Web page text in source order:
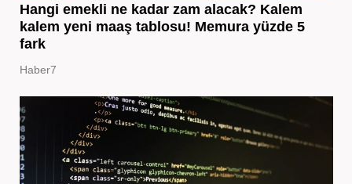
Hangi emekli ne kadar zam alacak? Kalem
kalem yeni maaş tablosu! Memura yüzde 5
fark
Haber7